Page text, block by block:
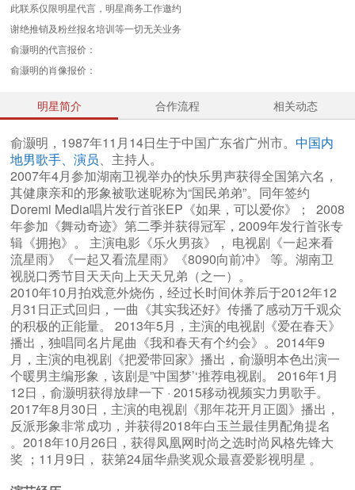
此联系仅限明星代言，明星商务工作邀约
谢绝推销及粉丝报名培训等一切无关业务
俞灏明的代言报价：
俞灏明的肖像报价：
明星简介 合作流程 相关动态
俞灏明，1987年11月14日生于中国广东省广州市。 中国内
地男歌手、演员、主持人。
2007年4月参加湖南卫视举办的快乐男声获得全国第六名，
其健康亲和的形象被歌迷昵称为“国民弟弟”。同年签约
Doremi Media唱片发行首张EP《如果，可以爱你》； 2008
年参加《舞动奇迹》第二季并获得冠军，2009年发行首张专
辑《拥抱》。 主演电影《乐火男孩》， 电视剧《一起来看
流星雨》《一起又看流星雨》《8090向前冲》 等。湖南卫
视脱口秀节目天天向上天天兄弟（之一）。
2010年10月拍戏意外烧伤，经过长时间休养后于2012年12
月31日正式回归，一曲《其实我还好》传播了感动万千观众
的积极的正能量。 2013年5月，主演的电视剧《爱在春天》
播出，独唱同名片尾曲《我和春天有个约会》。2014年9
月，主演的电视剧《把爱带回家》播出，俞灏明本色出演一
个暖男主编形象，该剧是”中国梦’‘推荐电视剧。 2016年1月
12日，俞灏明获得放肆一下 · 2015移动视频实力男歌手。
2017年8月30日，主演的电视剧《那年花开月正圆》播出，
反派形象非常成功，并获得2018年白玉兰最佳男配角提名
。2018年10月26日，获得凤凰网时尚之选时尚风格先锋大
奖 ；11月9日， 获第24届华鼎奖观众最喜爱影视明星 。